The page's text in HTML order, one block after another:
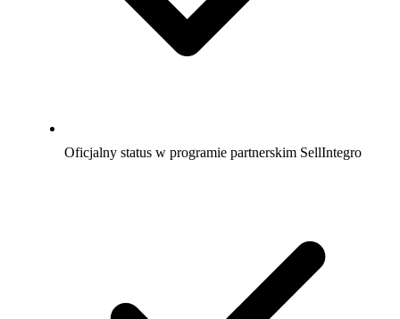
Oficjalny status w programie partnerskim SellIntegro